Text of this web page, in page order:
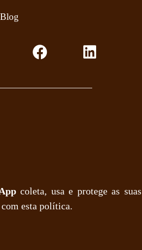
Blog
F
a
e
L
i
k
coleta, usa e protege as suas
esta política.